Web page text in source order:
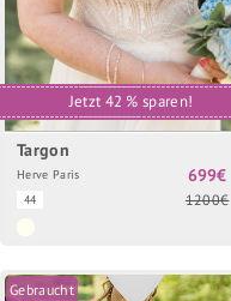
Jetzt 42 % sparen!
Targon
Herve Paris
44
699€
1200€
Gebraucht